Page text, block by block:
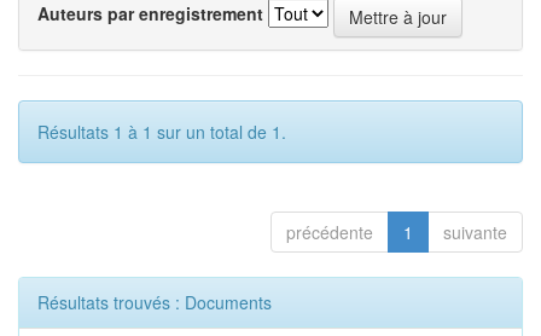
Auteurs par enregistrement
Résultats 1 à 1 sur un total de 1.
précédente 1 suivante
Résultats trouvés : Documents